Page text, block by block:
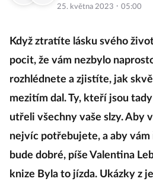
25. května 2023 · 05:00
Když ztratíte lásku svého
pocit, že vám nezbylo
rozhlédnete a zjistíte, jak
mezitím dal. Ty, kteří jsou
utřeli všechny vaše slzy. Aby
nejvíc potřebujete, a aby vám
bude dobré, píše Valentina
knize Byla to jízda. Ukázky z